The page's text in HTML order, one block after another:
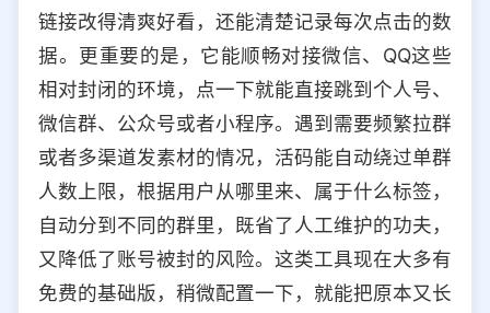
链接改得清爽好看，还能清楚记录每次点击的数
据。更重要的是，它能顺畅对接微信、QQ这些
相对封闭的环境，点一下就能直接跳到个人号、
微信群、公众号或者小程序。遇到需要频繁拉群
或者多渠道发素材的情况，活码能自动绕过单群
人数上限，根据用户从哪里来、属于什么标签，
自动分到不同的群里，既省了人工维护的功夫，
又降低了账号被封的风险。这类工具现在大多有
免费的基础版，稍微配置一下，就能把原本又长